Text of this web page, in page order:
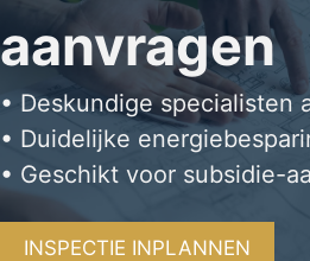
aanvragen
• Deskundige specialisten
• Duidelijke
• Geschikt voor subsidie-
INSPECTIE INPLANNEN